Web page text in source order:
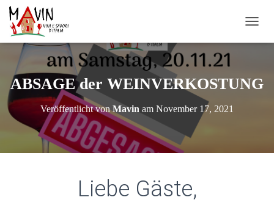
A
G
A
ABSAGE der WEINVERKOSTUNG
Veröffentlicht vonMavin am November 17, 2021
Liebe Gäste,